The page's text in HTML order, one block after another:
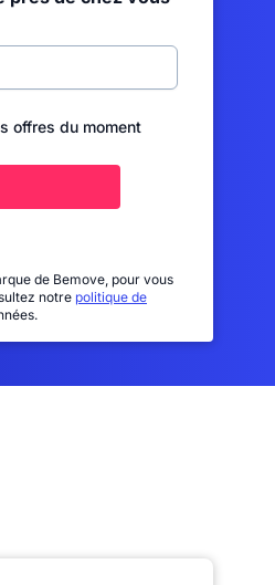
offres du moment
de Bemove, pour vous
notre politique de